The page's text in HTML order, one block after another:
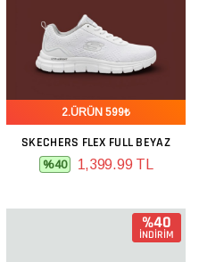
2.ÜRÜN 599₺
SKECHERS FLEX FULL BEYAZ
%40 1,399.99 TL
%40
İNDİRİM